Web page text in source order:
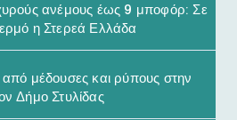
ανέμους έως 9 μποφόρ: Σε
η Στερεά Ελλάδα
μέδουσες και ρύπους στην
Δήμο Στυλίδας